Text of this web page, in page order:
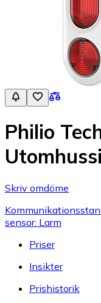
Philio
Skriv omdöme
sensor: Larm
Priser
Insikter
Prishistorik